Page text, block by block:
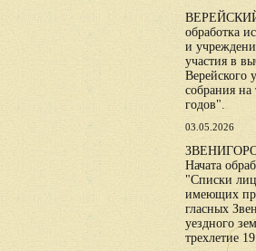
обработка
и
участия в
Верейского
собрания на
годов".
03.05.2026
Начата
"Списки
имеющих
гласных
уездного
трехлетие